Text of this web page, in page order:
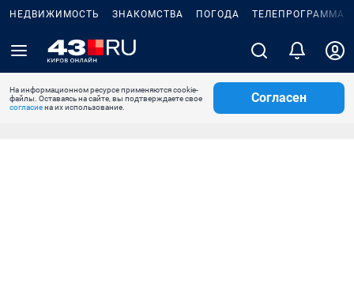
НЕДВИЖИМОСТЬ ЗНАКОМСТВА ПОГОДА ТЕЛЕПРОГРАММА
На информационном ресурсе применяются cookie-
файлы. Оставаясь на сайте, вы подтверждаете свое
согласиена их использование.
Согласен